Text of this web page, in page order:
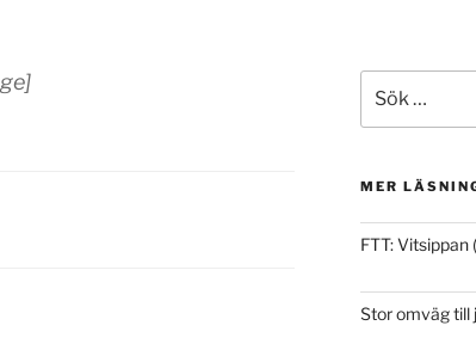
efter:
MER
FTT: Vitsippan
Stor omväg till